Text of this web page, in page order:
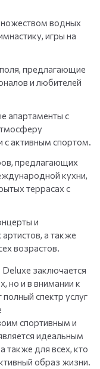
водных
игры на
предлагающие
и любителей
апартаменты с
с активным спортом.
предлагающих
кухни,
террасах с
и
а также
возрастов.
заключается
но и в внимании к
спектр услуг
спортивным и
идеальным
также для всех, кто
образ жизни.